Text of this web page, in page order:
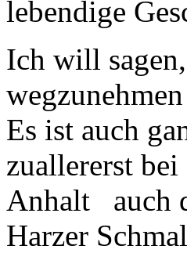
lebendige
Ich will
Es ist auch
zuallererst bei
Anhalt auch
Harzer